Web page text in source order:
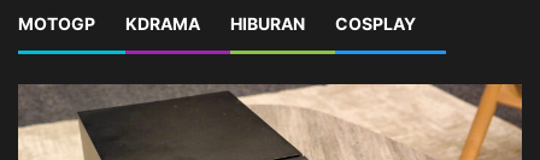
MOTOGP KDRAMA HIBURAN COSPLAY
HEADLINES Steam Machine: Perangkat Baru